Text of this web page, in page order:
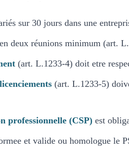
sur 30 jours dans une
en deux réunions minimum (art.
(art. L.1233-4) doit etre
(art. L.1233-5)
professionnelle (CSP) est
et valide ou homologue le